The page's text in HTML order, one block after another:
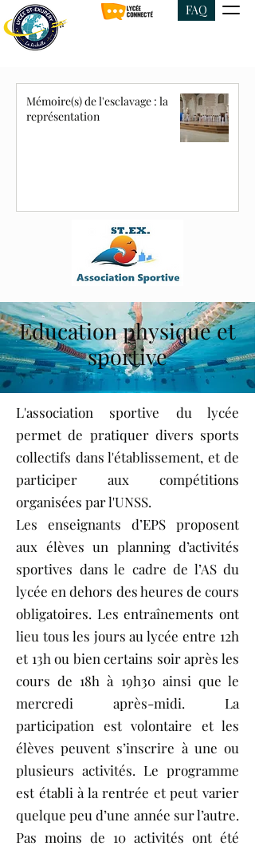
FAQ
Mémoire(s) de l'esclavage : la
représentation
Education physique et
sportive
L'association sportive du lycée
permet de pratiquer divers sports
collectifs dans l'établissement, et de
participer aux compétitions
organisées par l'UNSS.
​Les enseignants d’EPS proposent
aux élèves un planning d’activités
sportives dans le cadre de l’AS du
lycée en dehors des heures de cours
obligatoires. Les entraînements ont
lieu tous les jours au lycée entre 12h
et 13h ou bien certains soir après les
cours de 18h à 19h30 ainsi que le
mercredi après-midi. La
participation est volontaire et les
élèves peuvent s’inscrire à une ou
plusieurs activités. Le programme
est établi à la rentrée et peut varier
quelque peu d’une année sur l’autre.
Pas moins de 10 activités ont été